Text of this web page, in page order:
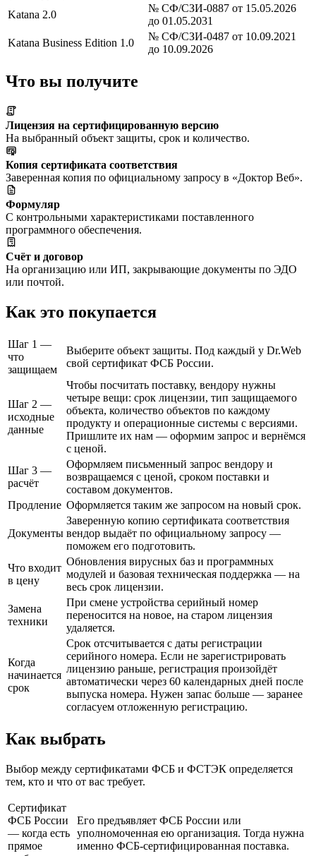
Katana 2.0
№ СФ/СЗИ-0887 от 15.05.2026
до 01.05.2031
Katana Business Edition 1.0
№ СФ/СЗИ-0487 от 10.09.2021
до 10.09.2026
Что вы получите
Лицензия на сертифицированную версию
На выбранный объект защиты, срок и количество.
Копия сертификата соответствия
Заверенная копия по официальному запросу в «Доктор Веб».
Формуляр
С контрольными характеристиками поставленного
программного обеспечения.
Счёт и договор
На организацию или ИП, закрывающие документы по ЭДО
или почтой.
Как это покупается
Шаг 1 —
что
защищаем
Выберите объект защиты. Под каждый у Dr.Web
свой сертификат ФСБ России.
Шаг 2 —
исходные
данные
Чтобы посчитать поставку, вендору нужны
четыре вещи: срок лицензии, тип защищаемого
объекта, количество объектов по каждому
продукту и операционные системы с версиями.
Пришлите их нам — оформим запрос и вернёмся
с ценой.
Шаг 3 —
расчёт
Оформляем письменный запрос вендору и
возвращаемся с ценой, сроком поставки и
составом документов.
Продление Оформляется таким же запросом на новый срок.
Документы
Заверенную копию сертификата соответствия
вендор выдаёт по официальному запросу —
поможем его подготовить.
Что входит
в цену
Обновления вирусных баз и программных
модулей и базовая техническая поддержка — на
весь срок лицензии.
Замена
техники
При смене устройства серийный номер
переносится на новое, на старом лицензия
удаляется.
Когда
начинается
срок
Срок отсчитывается с даты регистрации
серийного номера. Если не зарегистрировать
лицензию раньше, регистрация произойдёт
автоматически через 60 календарных дней после
выпуска номера. Нужен запас больше — заранее
согласуем отложенную регистрацию.
Как выбрать
Выбор между сертификатами ФСБ и ФСТЭК определяется
тем, кто и что от вас требует.
Сертификат
ФСБ России
— когда есть
прямое
Его предъявляет ФСБ России или
уполномоченная ею организация. Тогда нужна
именно ФСБ-сертифицированная поставка.